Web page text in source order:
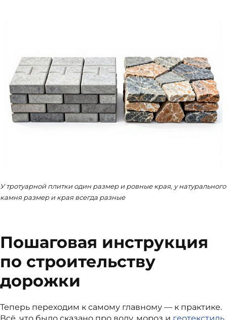
У тротуарной плитки один размер и ровные края, у натурального
камня размер и края всегда разные
Пошаговая инструкция
по строительству
дорожки
Теперь переходим к самому главному — к практике.